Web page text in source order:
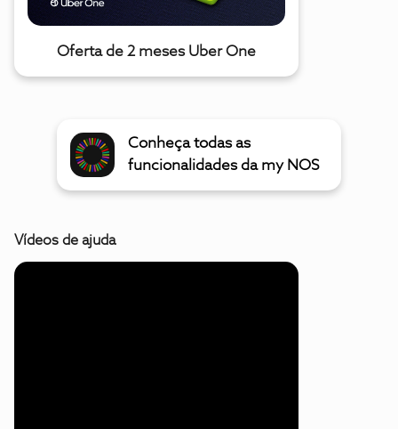
Oferta de 2 meses Uber One
Conheça todas as
funcionalidades da my NOS
Vídeos de ajuda